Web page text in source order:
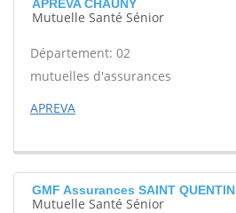
APREVA CHAUNY
Mutuelle Santé Sénior
Département: 02
mutuelles d'assurances
APREVA
GMF Assurances SAINT QUENTIN
Mutuelle Santé Sénior